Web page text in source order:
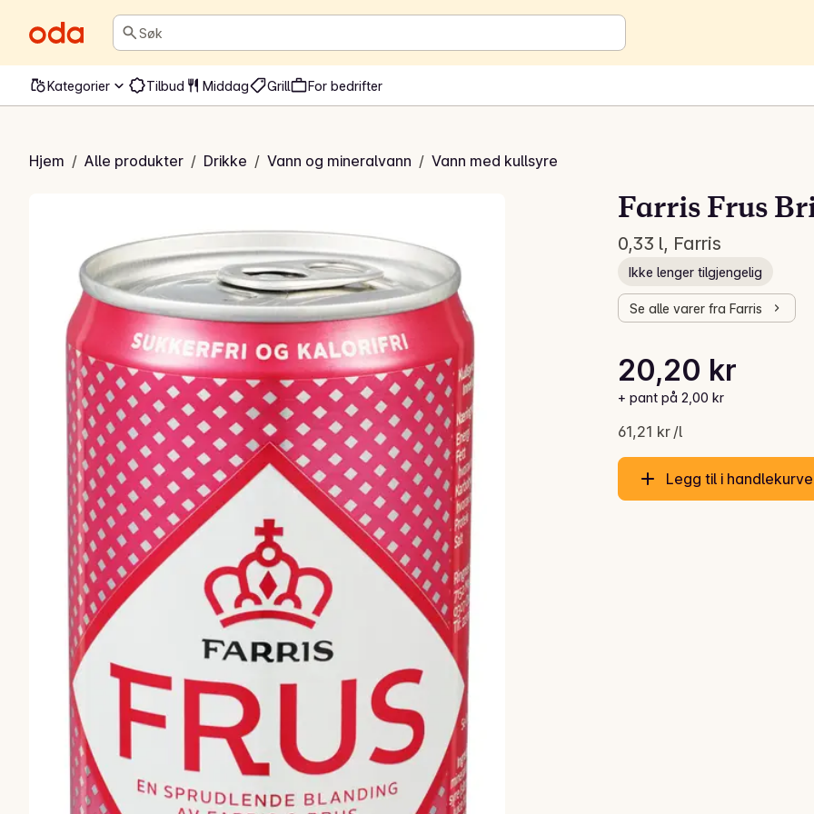
Søk
Kategorier Tilbud Middag Grill For bedrifter
Hjem / Alle produkter / Drikke / Vann og mineralvann / Vann med kullsyre
Bringebær
Farris Frus
0,33 l, Farris
Ikke lenger tilgjengelig
Se alle varer fra Farris
Gjeldende pris er: 20,20 kr
20,20 kr
+ pant på 2,00 kr
61,21 kr /l
Stykkpris: 61,21 kr /l
Legg til i